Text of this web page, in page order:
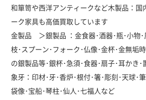
和箪笥や西洋アンティークなど木製品：国
ーク家具も高価買取しています
金製品 ＞銀製品 ：金食器･酒器･瓶･小物･
枝･スプーン･フォーク･仏像･金杯･金無垢
の銀製品等･銀杯･急須･食器･扇子･耳かき
象牙：印材･牙･香炉･根付･箸･彫刻･天球･
袋像･宝船･琴柱･仙人･七福人など